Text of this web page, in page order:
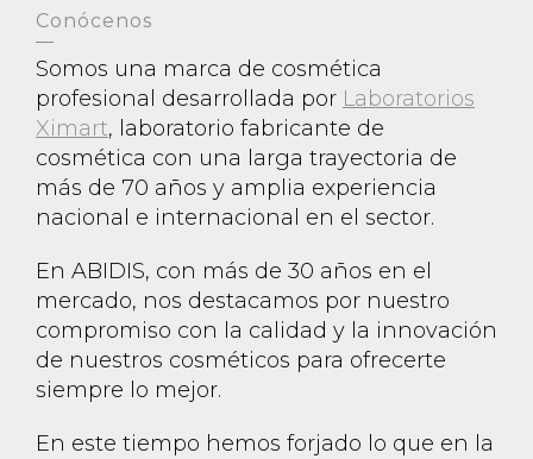
Conócenos
Somos una marca de cosmética
profesional desarrollada por Laboratorios
Ximart, laboratorio fabricante de
cosmética con una larga trayectoria de
más de 70 años y amplia experiencia
nacional e internacional en el sector.
En ABIDIS, con más de 30 años en el
mercado, nos destacamos por nuestro
compromiso con la calidad y la innovación
de nuestros cosméticos para ofrecerte
siempre lo mejor.
En este tiempo hemos forjado lo que en la